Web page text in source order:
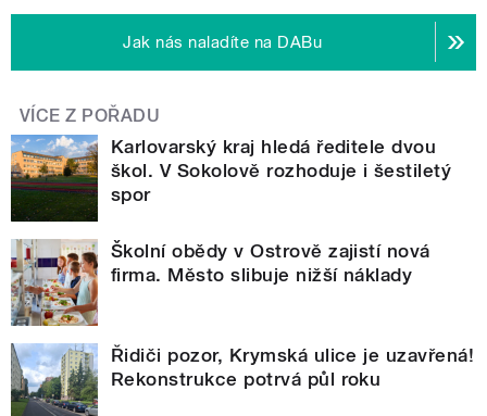
Jak nás naladíte na DABu
VÍCE Z POŘADU
Karlovarský kraj hledá ředitele dvou
škol. V Sokolově rozhoduje i šestiletý
spor
Školní obědy v Ostrově zajistí nová
firma. Město slibuje nižší náklady
Řidiči pozor, Krymská ulice je uzavřená!
Rekonstrukce potrvá půl roku